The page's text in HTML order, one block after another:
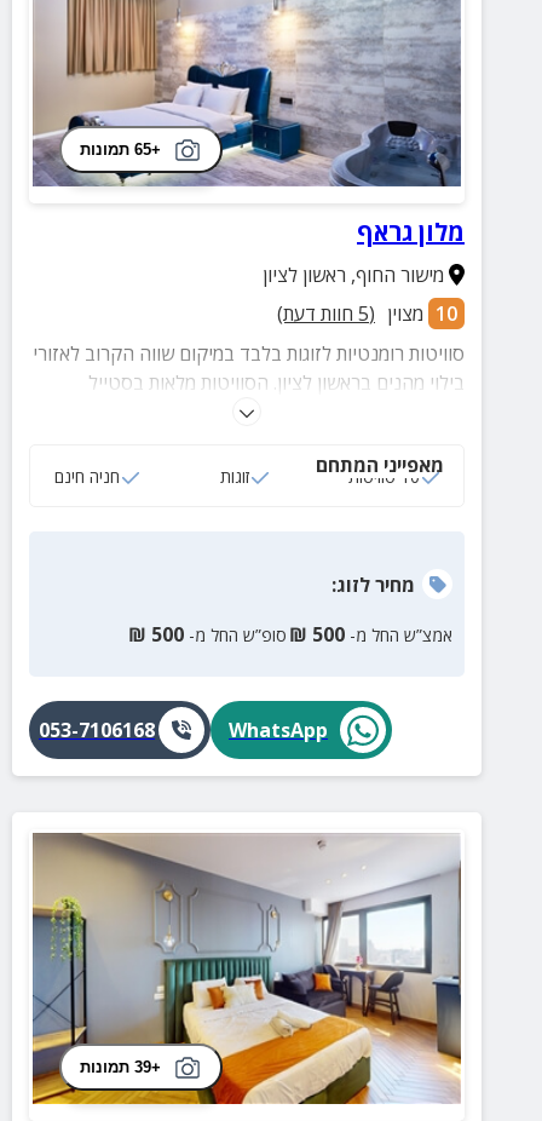
+65 תמונות
מלון גראף
מישור החוף, ראשון לציון
10 מצוין (
5 חוות דעת)
סוויטות רומנטיות לזוגות בלבד במיקום שווה הקרוב לאזורי
בילוי מהנים בראשון לציון. הסוויטות מלאות בסטייל
ומציעות מוצרי אמבט בחדר הרחצה, תאורה רומנטית
מאפייני המתחם
10 סוויטות זוגות חניה חינם
מחירלזוג:
אמצ”ש החל מ- 500
₪ סופ”ש החל מ- 500
₪
WhatsApp
053-7106168
+39 תמונות